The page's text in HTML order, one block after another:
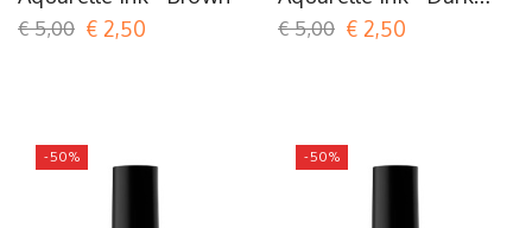
€ 5,00 € 2,50
Red
€ 5,00 € 2,50
-50% -50%